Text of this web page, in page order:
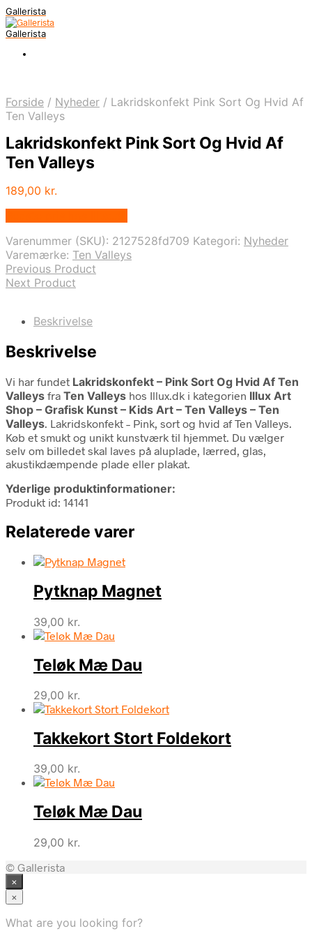
Gallerista
Gallerista
Forside / Nyheder / Lakridskonfekt Pink Sort Og Hvid Af
Ten Valleys
Lakridskonfekt Pink Sort Og Hvid Af
Ten Valleys
189,00 kr.
Varenummer (SKU): 2127528fd709 Kategori: Nyheder
Varemærke: Ten Valleys
Previous Product
Next Product
Beskrivelse
Beskrivelse
Vi har fundet Lakridskonfekt – Pink Sort Og Hvid Af Ten
Valleys fra Ten Valleys hos Illux.dk i kategorien Illux Art
Shop – Grafisk Kunst – Kids Art – Ten Valleys – Ten
Valleys. Lakridskonfekt – Pink, sort og hvid af Ten Valleys.
Køb et smukt og unikt kunstværk til hjemmet. Du vælger
selv om billedet skal laves på aluplade, lærred, glas,
akustikdæmpende plade eller plakat.
Yderlige produktinformationer:
Produkt id: 14141
Relaterede varer
Pytknap Magnet
39,00 kr.
Teløk Mæ Dau
29,00 kr.
Takkekort Stort Foldekort
39,00 kr.
Teløk Mæ Dau
29,00 kr.
© Gallerista
×
×
What are you looking for?